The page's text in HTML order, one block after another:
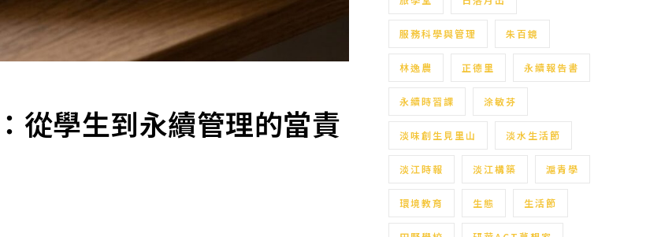
從學生到永續管理的當責
服務科學與管理 朱百鏡
林逸農 正德里 永續報告書
永續時習課 涂敏芬
淡味創生見里山 淡水生活節
淡江時報 淡江構築 滬青學
環境教育 生態 生活節